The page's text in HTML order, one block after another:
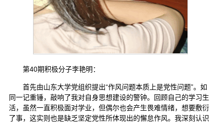
第40期积极分子李艳明：
首先由山东大学党组织提出“作风问题本质上是党性问题”。如
同一记重锤，敲响了我对自身思想建设的警钟。回顾自己的学习生
活，虽然一直积极面对学业，但偶尔也会产生畏难情绪，想要敷衍
了事，这实则也是缺乏坚定党性所体现出的懈怠作风。我深刻认识